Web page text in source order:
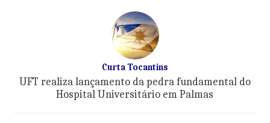
Curta Tocantins
UFT realiza lançamento da pedra fundamental do
Hospital Universitário em Palmas